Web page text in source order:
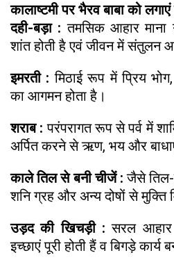
कालाष्टमी पर भैरव बाबा को
दही-बड़ा :तमसिक आहार
शांत होती है एवं जीवन में संतुलन
इमरती : मिठाई रूप में प्रिय
का आगमन होता है।
शराब :परंपरागत रूप से पर्व में
अर्पित करने से ऋण, भय और
काले तिल से बनी चीजें : जैसे
शनि ग्रह और अन्य दोषों से मुक्ति
उड़द की खिचड़ी : सरल
इच्छाएं पूरी होती हैं व बिगड़े कार्य